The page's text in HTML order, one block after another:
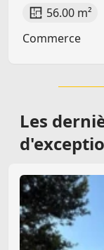
56.00 m²
Commerce
Les